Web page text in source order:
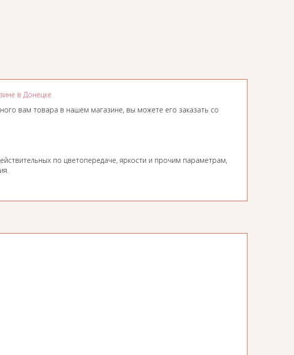
в Донецке.
вам товара в нашем магазине, вы можете его заказать со
по цветопередаче, яркости и прочим параметрам,